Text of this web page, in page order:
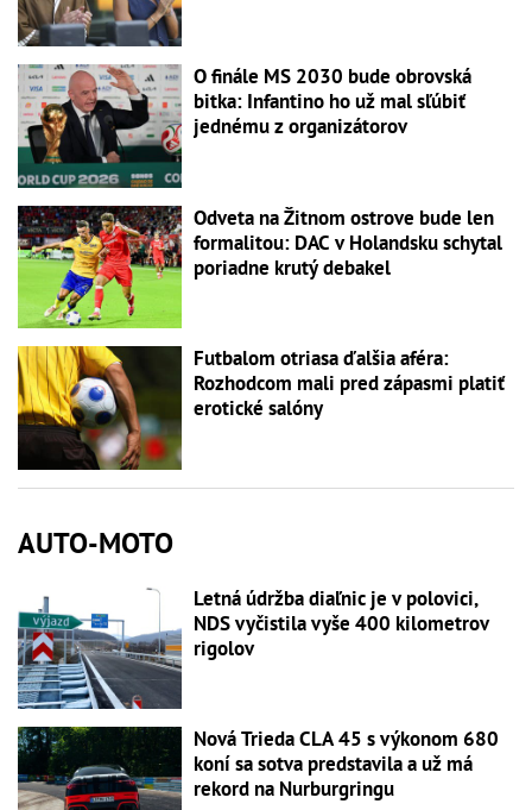
O finále MS 2030 bude obrovská
bitka: Infantino ho už mal sľúbiť
jednému z organizátorov
Odveta na Žitnom ostrove bude len
formalitou: DAC v Holandsku schytal
poriadne krutý debakel
Futbalom otriasa ďalšia aféra:
Rozhodcom mali pred zápasmi platiť
erotické salóny
AUTO-MOTO
Letná údržba diaľnic je v polovici,
NDS vyčistila vyše 400 kilometrov
rigolov
Nová Trieda CLA 45 s výkonom 680
koní sa sotva predstavila a už má
rekord na Nurburgringu